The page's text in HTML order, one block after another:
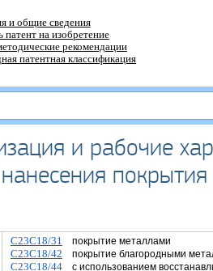
и общие сведения
патент на изобретение
рекомендации
патентная классификация
и рабочие
C23C18/31 покрытие металлами
C23C18/42 покрытие благородными
C23C18/44с использованием